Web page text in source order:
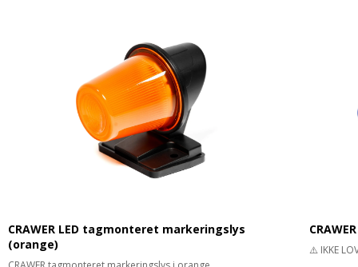
CRAWER LED tagmonteret markeringslys
(orange)
⚠️ IKKE